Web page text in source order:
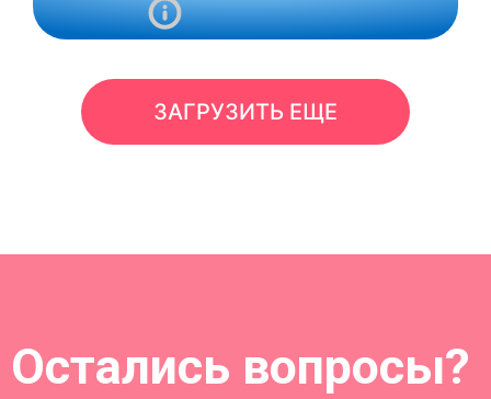
ЗАГРУЗИТЬ ЕЩЕ
Остались вопросы?